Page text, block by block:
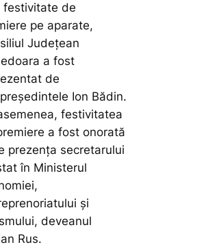
festivitate de
pe aparate,
Județean
a fost
de
Ion Bădin.
festivitatea
a fost onorată
prezența secretarului
în Ministerul
și
deveanul
Rus.